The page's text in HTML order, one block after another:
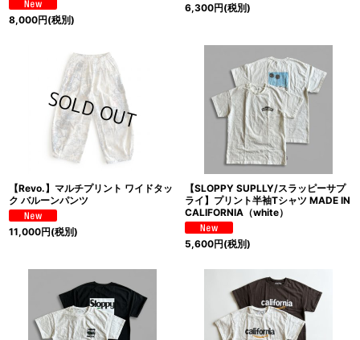
8,000円(税別)
6,300円(税別)
【Revo.】マルチプリント ワイドタッ
ク バルーンパンツ
11,000円(税別)
【SLOPPY SUPLLY/スラッピーサプ
ライ】プリント半袖Tシャツ MADE IN
CALIFORNIA（white）
5,600円(税別)